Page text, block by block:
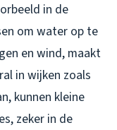
in de
om water op te
en wind, maakt
in wijken zoals
kunnen kleine
zeker in de